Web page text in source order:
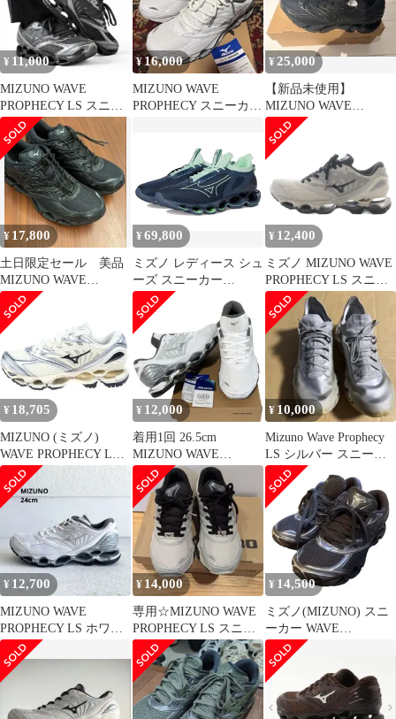
レー ■■◎メンズ
¥ 11,000
MIZUNO WAVE
PROPHECY LS スニー
カー 27.5cm
¥16,000
MIZUNO WAVE
PROPHECY スニーカー
¥25,000
【新品未使用】
MIZUNO WAVE
PROPHECY LS ブラッ
クスニーカー
¥ 17,800
土日限定セール 美品
MIZUNO WAVE
PROPHECY LS スニー
カー
¥69,800
ミズノ レディース シュ
ーズ スニーカー
Mizuno Wave Prophecy
14 Vintage Indigo インデ
ィゴ
¥ 12,400
ミズノ MIZUNO WAVE
PROPHECY LS スニー
カー 25cm ベージュ
D1GA333703
¥ 18,705
MIZUNO (ミズノ)
WAVE PROPHECY LS
D1GA251101 ウエーブ
プロフェシー ローカッ
トスニーカー ホワイト
US5/23.0cm
¥ 12,000
着用1回 26.5cm
MIZUNO WAVE
PROPHECY LSスニー
カー
¥ 10,000
Mizuno Wave Prophecy
LS シルバー スニーカ
ー
¥ 12,700
MIZUNO WAVE
PROPHECY LS ホワイ
ト×シルバー 24cm
¥ 14,000
専用☆MIZUNO WAVE
PROPHECY LS スニー
カー 24.0
¥ 14,500
ミズノ(MIZUNO) スニ
ーカー WAVE
PROPHECY LS 26cm